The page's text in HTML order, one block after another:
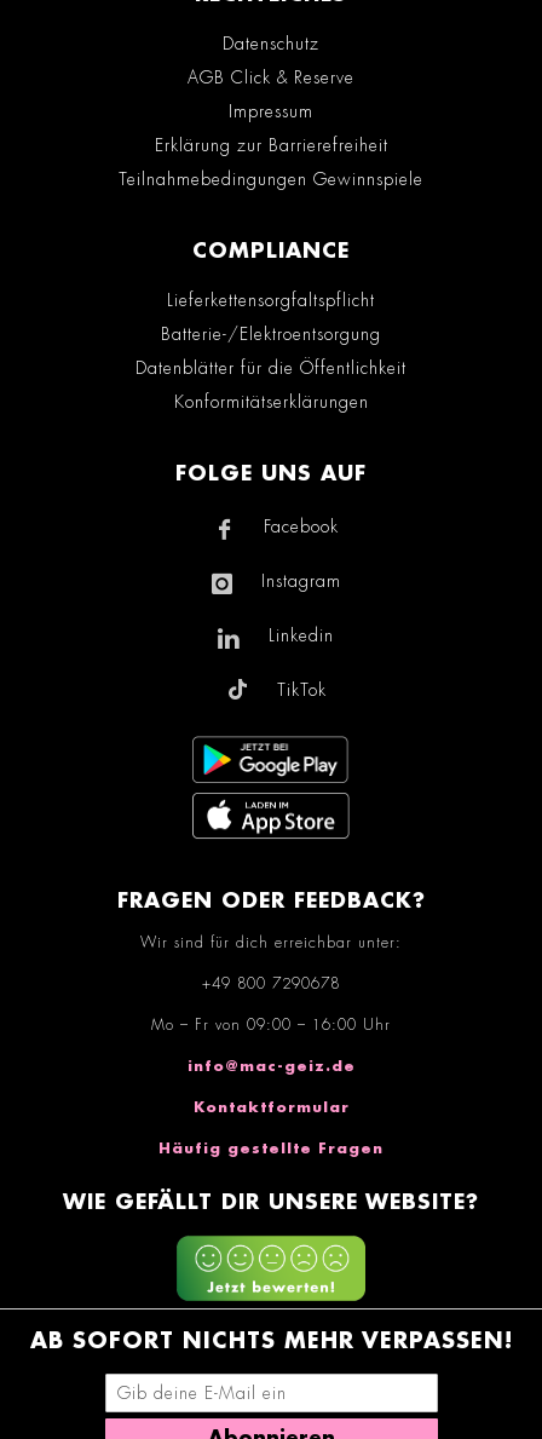
Datenschutz
AGB Click & Reserve
Impressum
Erklärung zur Barrierefreiheit
Teilnahmebedingungen Gewinnspiele
COMPLIANCE
Lieferkettensorgfaltspflicht
Batterie-/Elektroentsorgung
Datenblätter für die Öffentlichkeit
Konformitätserklärungen
FOLGE UNS AUF
Facebook
Instagram
Linkedin
TikTok
FRAGEN ODER FEEDBACK?
Wir sind für dich erreichbar unter:
+49 800 7290678
Mo – Fr von 09:00 – 16:00 Uhr
info@mac-geiz.de
Kontaktformular
Häufig gestellte Fragen
WIE GEFÄLLT DIR UNSERE WEBSITE?
AB SOFORT NICHTS MEHR VERPASSEN!
E-Mail-Adresse eingeben